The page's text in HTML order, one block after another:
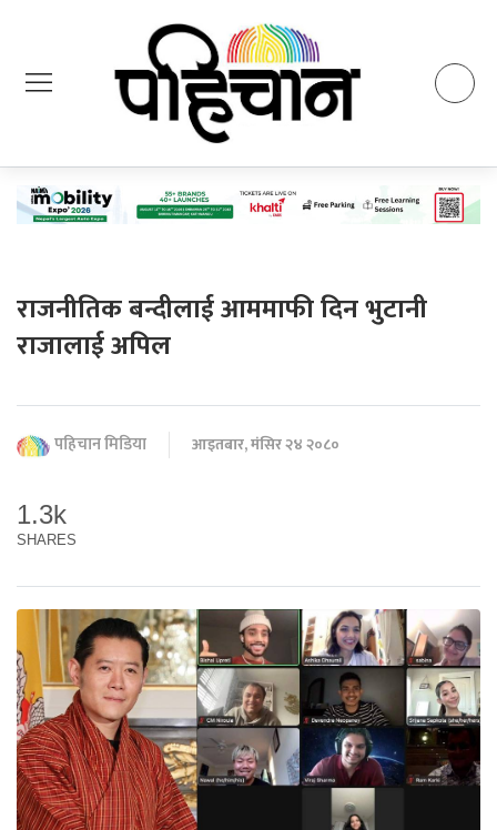
राजनीतिक बन्दीलाई आममाफी दिन भुटानी
राजालाई अपिल
पहिचान मिडिया आइतबार, मंसिर २४ २०८०
1.3k
SHARES